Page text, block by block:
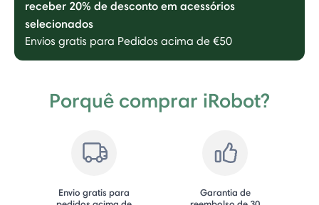
receber 20% de desconto em acessórios
selecionados
Envios gratis para Pedidos acima de €50
Porquê comprar iRobot?
Envio gratis para
Garantia de